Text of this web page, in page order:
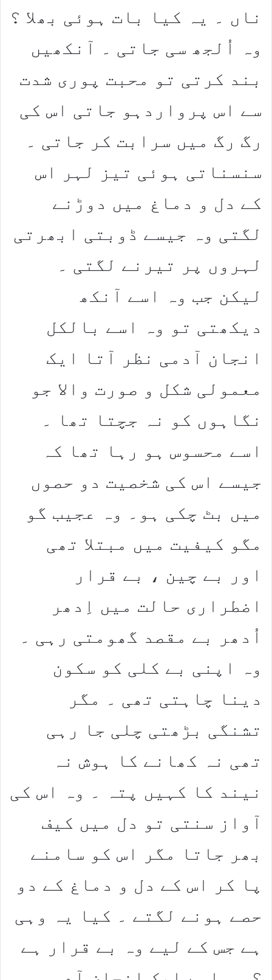
ناں ۔ یہ کیا بات ہوئی بھلا ؟
وہ اُلجھ سی جاتی ۔ آنکھیں
بند کرتی تو محبت پوری شدت
سے اس پرواردہو جاتی اس کی
رگ رگ میں سرابت کر جاتی ۔
سنسناتی ہوئی تیز لہر اس
کے دل و دماغ میں دوڑنے
لگتی وہ جیسے ڈوبتی ابھرتی
لہروں پر تیرنے لگتی ۔
لیکن جب وہ اسے آنکھ
دیکھتی تو وہ اسے بالکل
انجان آدمی نظر آتا ایک
معمولی شکل و صورت والا جو
نگاہوں کو نہ جچتا تھا ۔
اسے محسوس ہو رہا تھا کہ
جیسے اس کی شخصیت دو حصوں
میں بٹ چکی ہو۔ وہ عجیب گو
مگو کیفیت میں مبتلا تھی
اور بے چین ، بے قرار
اضطراری حالت میں اِدھر
اُدھر بے مقصد گھومتی رہی ۔
وہ اپنی بے کلی کو سکون
دینا چاہتی تھی ۔ مگر
تشنگی بڑھتی چلی جا رہی
تھی نہ کھانے کا ہوش نہ
نیند کا کہیں پتہ ۔ وہ اس کی
آواز سنتی تو دل میں کیف
بھر جاتا مگر اس کو سامنے
پا کر اس کے دل و دماغ کے دو
حصے ہونے لگتے ۔ کیا یہ وہی
ہے جس کے لیے وہ بے قرار ہے